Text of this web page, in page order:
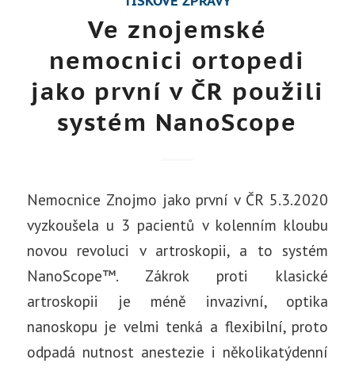
Ve znojemské
nemocnici ortopedi
jako první v ČR použili
systém NanoScope
Nemocnice Znojmo jako první v ČR 5.3.2020
vyzkoušela u 3 pacientů v kolenním kloubu
novou revoluci v artroskopii, a to systém
NanoScope™. Zákrok proti klasické
artroskopii je méně invazivní, optika
nanoskopu je velmi tenká a flexibilní, proto
odpadá nutnost anestezie i několikatýdenní